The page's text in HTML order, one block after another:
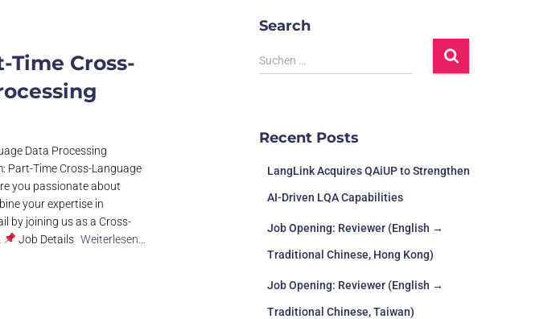
Time Cross-
Data Processing
Part-Time Cross-Language
you passionate about
your expertise in
by joining us as a Cross-
Job Details Weiterlesen…
Search
Suchen …
Recent Posts
LangLink Acquires QAiUP to Strengthen
AI-Driven LQA Capabilities
Job Opening: Reviewer (English →
Traditional Chinese, Hong Kong)
Job Opening: Reviewer (English →
Traditional Chinese, Taiwan)